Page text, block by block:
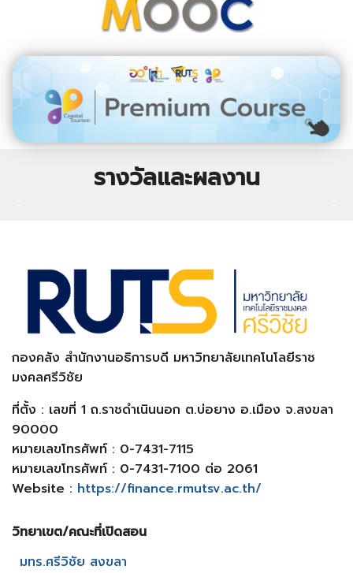
รางวัลและผลงาน
กองคลัง สำนักงานอธิการบดี มหาวิทยาลัยเทคโนโลยีราช
มงคลศรีวิชัย
ที่ตั้ง : เลขที่ 1 ถ.ราชดำเนินนอก ต.บ่อยาง อ.เมือง จ.สงขลา
90000
หมายเลขโทรศัพท์ : 0-7431-7115
หมายเลขโทรศัพท์ : 0-7431-7100 ต่อ 2061
Website : https://finance.rmutsv.ac.th/
วิทยาเขต/คณะที่เปิดสอน​
มทร.ศรีวิชัย สงขลา​